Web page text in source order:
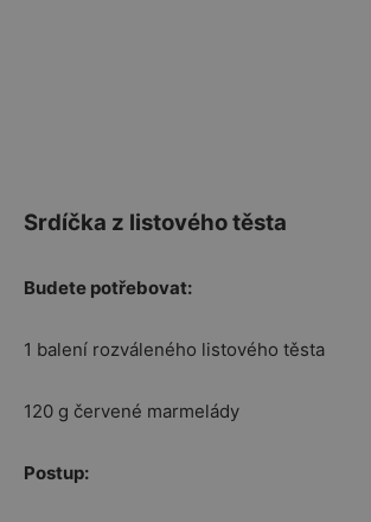
Srdíčka z listového těsta
Budete potřebovat:
1 balení rozváleného listového těsta
120 g červené marmelády
Postup: